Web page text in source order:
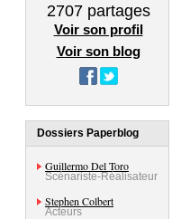
2707partages
Voir son profil
Voir son blog
Dossiers Paperblog
Guillermo Del Toro
Scénariste-Réalisateur
Stephen Colbert
Acteurs